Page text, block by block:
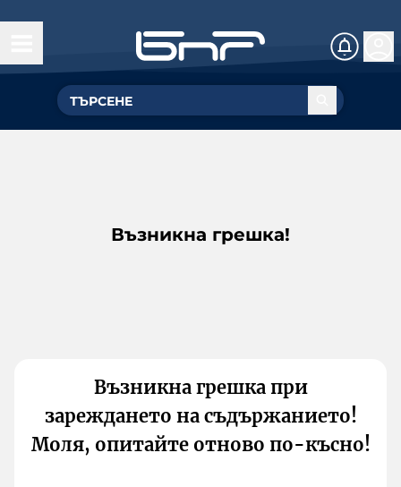
Възникна грешка!
Възникна грешка при
зареждането на съдържанието!
Моля, опитайте отново по-късно!